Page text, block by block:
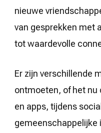
nieuwe
van gesprekken met
tot waardevolle
Er zijn verschillende
ontmoeten, of het nu
en apps, tijdens
gemeenschappelijke